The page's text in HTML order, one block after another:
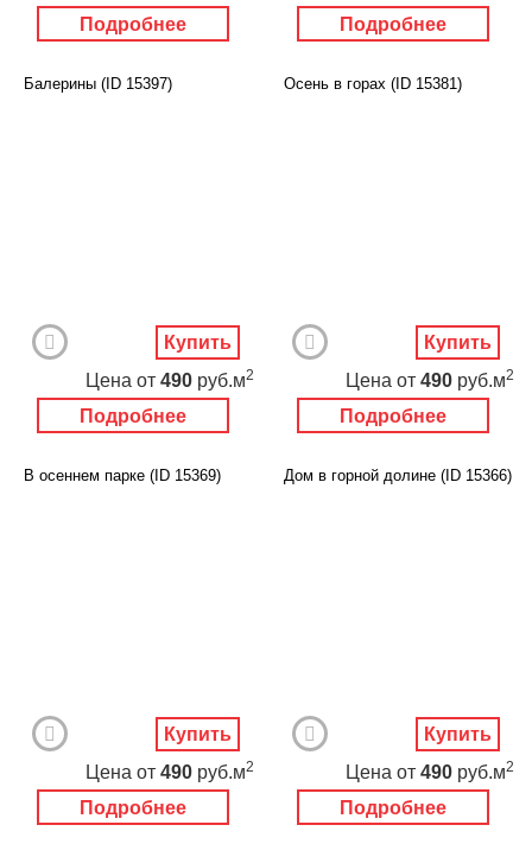
Подробнее Подробнее
Балерины (ID 15397)
Подробнее
Цена от 490 руб.м2
Купить
Осень в горах (ID 15381)
Подробнее
Цена от 490 руб.м2
Купить
В осеннем парке (ID 15369)
Подробнее
Цена от 490 руб.м2
Купить
Дом в горной долине (ID 15366)
Подробнее
Цена от 490 руб.м2
Купить